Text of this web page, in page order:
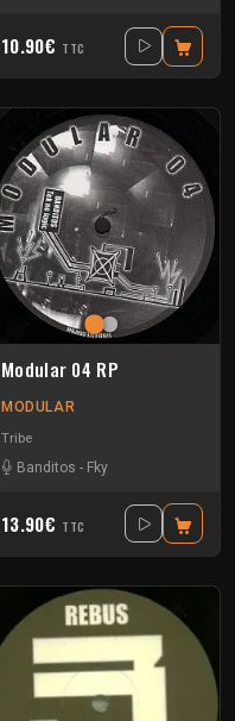
10.90€ TTC
Modular 04 RP
MODULAR
Tribe
Banditos - Fky
13.90€ TTC